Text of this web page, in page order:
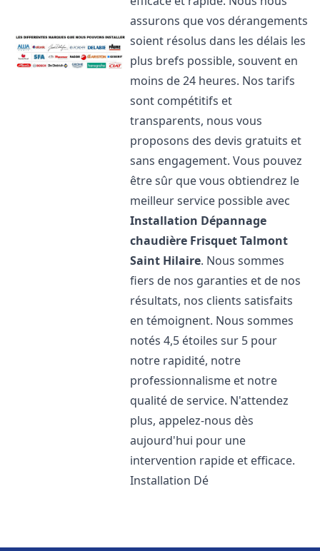
assurons que vos dérangements
soient résolus dans les délais les
plus brefs possible, souvent en
moins de 24 heures. Nos tarifs
sont compétitifs et
transparents, nous vous
proposons des devis gratuits et
sans engagement. Vous pouvez
être sûr que vous obtiendrez le
meilleur service possible avec
Installation Dépannage
chaudière FrisquetTalmont
Saint Hilaire. Nous sommes
fiers de nos garanties et de nos
résultats, nos clients satisfaits
en témoignent. Nous sommes
notés 4,5 étoiles sur 5 pour
notre rapidité, notre
professionnalisme et notre
qualité de service. N'attendez
plus, appelez-nous dès
aujourd'hui pour une
intervention rapide et efficace.
Installation Dé